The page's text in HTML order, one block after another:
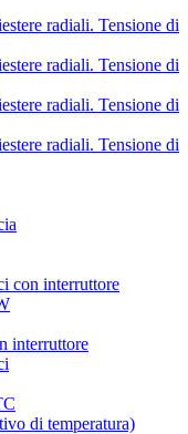
radiali. Tensione di
radiali. Tensione di
radiali. Tensione di
radiali. Tensione di
con interruttore
interruttore
di temperatura)